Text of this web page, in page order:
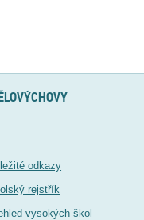
odkazy
rejstřík
vysokých škol